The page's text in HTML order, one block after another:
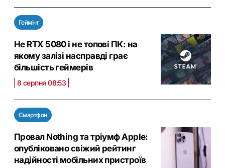
Геймінг
Не RTX 5080 і не топові ПК: на
якому залізі насправді грає
більшість геймерів
8 серпня 08:53
Смартфон
Провал Nothing та тріумф Apple:
опубліковано свіжий рейтинг
надійності мобільних пристроїв